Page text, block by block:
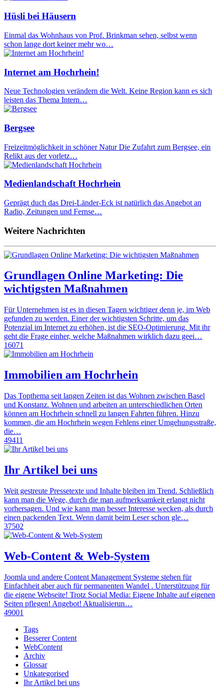
Hüsli bei Häusern
Einmal das Wohnhaus von Prof. Brinkman sehen, selbst wenn
schon lange dort keiner mehr wo…
Internet am Hochrhein!
Neue Technologien verändern die Welt. Keine Region kann es sich
leisten das Thema Intern…
Bergsee
Freizeitmöglichkeit in schöner Natur Die Zufahrt zum Bergsee, ein
Relikt aus der vorletz…
Medienlandschaft Hochrhein
Geprägt duch das Drei-Länder-Eck ist natürlich das Angebot an
Radio, Zeitungen und Fernse…
Weitere Nachrichten
Grundlagen Online Marketing: Die
wichtigsten Maßnahmen
Für Unternehmen ist es in diesen Tagen wichtiger denn je, im Web
gefunden zu werden. Einer der wichtigsten Schritte, um das
Potenzial im Internet zu erhöhen, ist die SEO-Optimierung. Mit ihr
geht die Frage einher, welche Maßnahmen wirklich dazu geei…
16071
Immobilien am Hochrhein
Das Topthema seit langen Zeiten ist das Wohnen zwischen Basel
und Konstanz. Wohnen und arbeiten an unterschiedlichen Orten
können am Hochrhein schnell zu langen Fahrten führen. Hinzu
kommen, die am Hochrhein wegen Fehlens einer Umgehungsstraße,
die…
49411
Ihr Artikel bei uns
Weit gestreute Pressetexte und Inhalte bleiben im Trend. Schließlich
kann man die Wege, durch die man aufmerksamkeit erlangt nicht
vorhersagen. Und wie kann man besser Interesse wecken, als durch
einen packenden Text. Wenn damit beim Leser schon gle…
37502
Web-Content & Web-System
Joomla und andere Content Management Systeme stehen für
Einfachheit aber auch für permanenten Wandel . Unterstützung für
die eigene Webseite! Trotz Social Media: Eigene Inhalte auf eigenen
Seiten pflegen! Angebot! Aktualisierun…
49001
Tags
Besserer Content
WebContent
Archiv
Glossar
Unkategorised
Ihr Artikel bei uns